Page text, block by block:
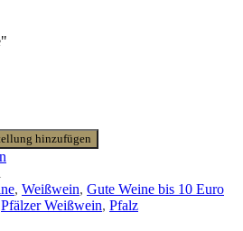
hinzufügen
, Weißwein, Gute Weine bis 10 Euro
Pfälzer Weißwein, Pfalz